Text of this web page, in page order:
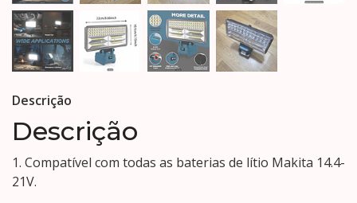
Descrição
Descrição
1. Compatível com todas as baterias de lítio Makita 14.4-
21V.